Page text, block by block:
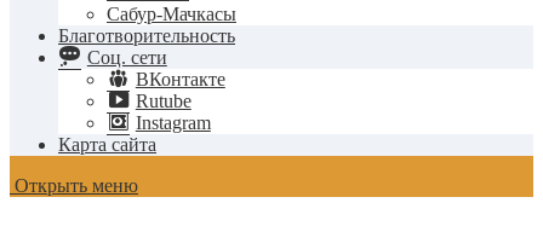
Сабур-Мачкасы
Благотворительность
Соц. сети
ВКонтакте
Rutube
Instagram
Карта сайта
Открыть меню